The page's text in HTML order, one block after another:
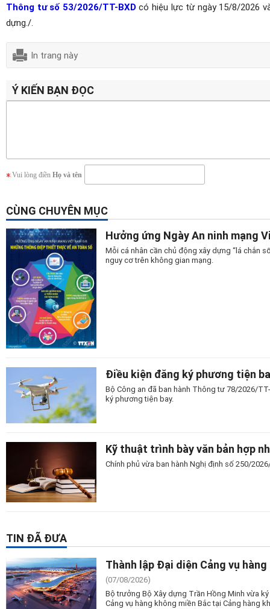
Thông tư số 53/2026/TT-BXDcó hiệu lực từ ngày 15/8/2026
dựng./.
In trang này
Ý KIẾN BẠN ĐỌC
Vui lòng điền Họ và tên
CÙNG CHUYÊN MỤC
Hưởng ứng Ngày An ninh mạng
Mỗi cá nhân cần chủ động xây dựng “lá chắn
nguy cơ trên không gian mạng.
Điều kiện đăng ký phương tiện
Bộ Công an đã ban hành Thông tư 78/2026/
ký phương tiện bay.
Kỹ thuật trình bày văn bản hợp
Chính phủ vừa ban hành Nghị định số 250/
TIN ĐÃ ĐƯA
Thành lập Đại diện Cảng vụ
(07/08/2026)
Bộ trưởng Bộ Xây dựng Trần Hồng Minh vừa
Cảng vụ hàng không miền Bắc tại Cảng hàng